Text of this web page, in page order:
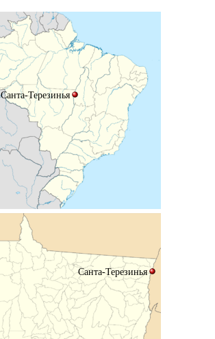
Санта-Терезинья
Санта-Терезинья